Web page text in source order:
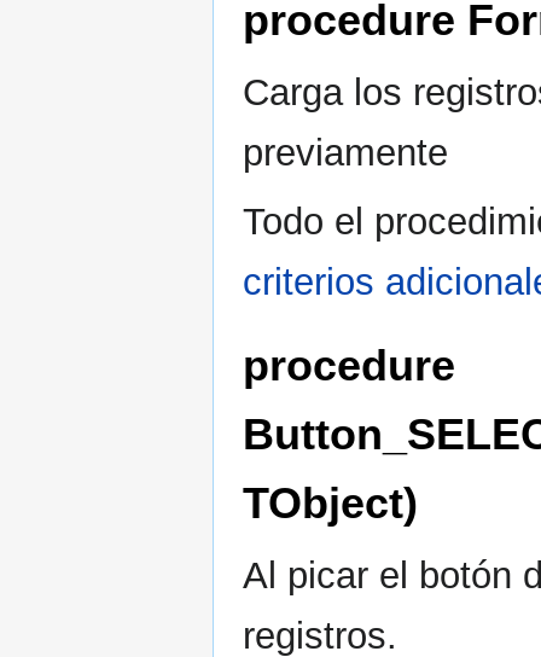
procedure
Carga los
previamente
Todo el
criterios
procedure
TObject)
Al picar el botón
registros.